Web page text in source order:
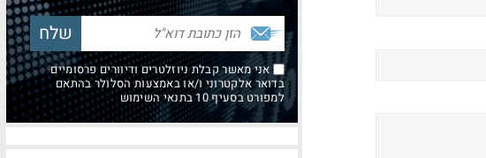
אני מאשר קבלת ניוזלטרים ודיוורים פרסומיים
בדואר אלקטרוני ו/או באמצעות הסלולר בהתאם
למפורט בסעיף 10 בתנאי השימוש